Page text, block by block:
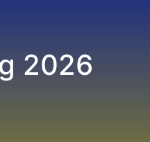
2026